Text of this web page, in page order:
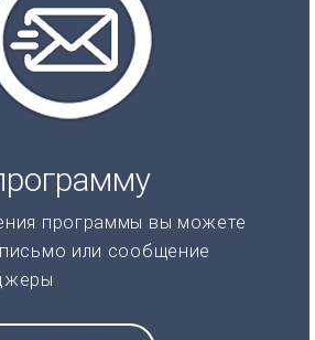
программы вы можете
или сообщение